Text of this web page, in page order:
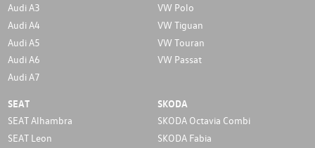
Audi A3
Audi A4
Audi A5
Audi A6
Audi A7
VW Polo
VW Tiguan
VW Touran
VW Passat
SEAT
SEAT Alhambra
SEAT Leon
SKODA
SKODA Octavia Combi
SKODA Fabia